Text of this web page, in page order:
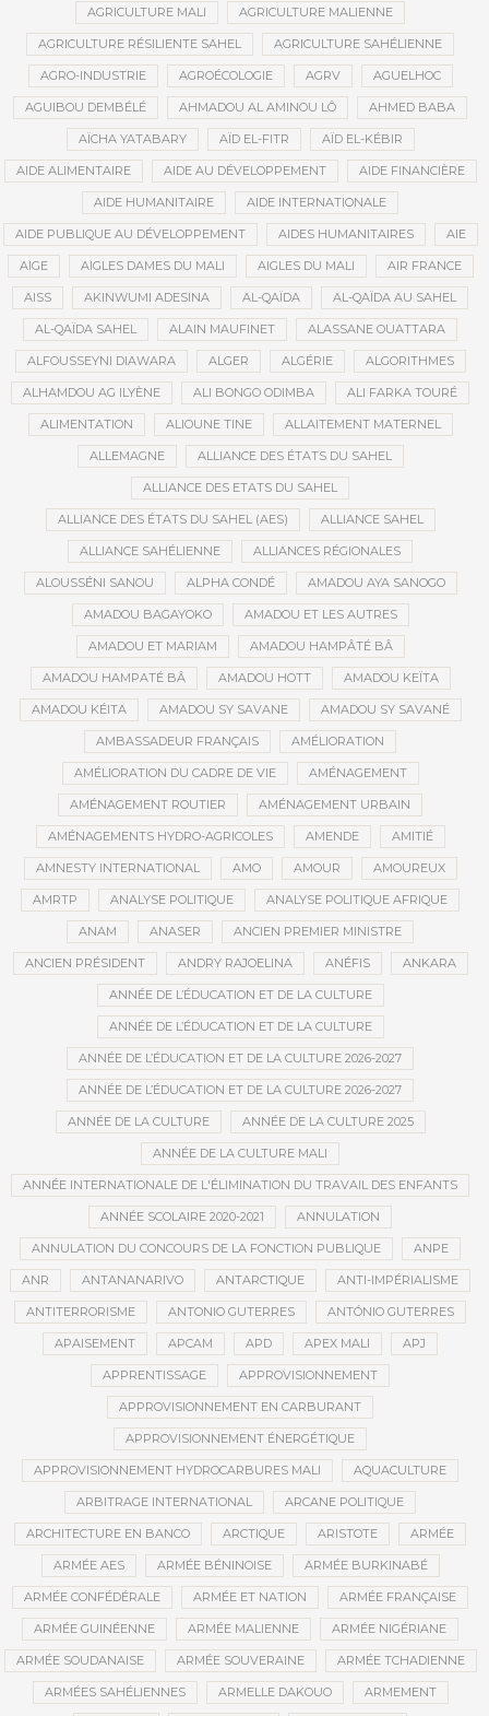
AGRICULTURE MALI AGRICULTURE MALIENNE
AGRICULTURE RÉSILIENTE SAHEL AGRICULTURE SAHÉLIENNE
AGRO-INDUSTRIE AGROÉCOLOGIE AGRV AGUELHOC
AGUIBOU DEMBÉLÉ AHMADOU AL AMINOU LÔ AHMED BABA
AÏCHA YATABARY AÏD EL-FITR AÏD EL-KÉBIR
AIDE ALIMENTAIRE AIDE AU DÉVELOPPEMENT AIDE FINANCIÈRE
AIDE HUMANITAIRE AIDE INTERNATIONALE
AIDE PUBLIQUE AU DÉVELOPPEMENT AIDES HUMANITAIRES AIE
AIGE AIGLES DAMES DU MALI AIGLES DU MALI AIR FRANCE
AISS AKINWUMI ADESINA AL-QAÏDA AL-QAÏDA AU SAHEL
AL-QAÏDA SAHEL ALAIN MAUFINET ALASSANE OUATTARA
ALFOUSSEYNI DIAWARA ALGER ALGÉRIE ALGORITHMES
ALHAMDOU AG ILYÈNE ALI BONGO ODIMBA ALI FARKA TOURÉ
ALIMENTATION ALIOUNE TINE ALLAITEMENT MATERNEL
ALLEMAGNE ALLIANCE DES ÉTATS DU SAHEL
ALLIANCE DES ETATS DU SAHEL
ALLIANCE DES ÉTATS DU SAHEL (AES) ALLIANCE SAHEL
ALLIANCE SAHÉLIENNE ALLIANCES RÉGIONALES
ALOUSSÉNI SANOU ALPHA CONDÉ AMADOU AYA SANOGO
AMADOU BAGAYOKO AMADOU ET LES AUTRES
AMADOU ET MARIAM AMADOU HAMPÂTÉ BÂ
AMADOU HAMPATÉ BÂ AMADOU HOTT AMADOU KEÏTA
AMADOU KÉITA AMADOU SY SAVANE AMADOU SY SAVANÉ
AMBASSADEUR FRANÇAIS AMÉLIORATION
AMÉLIORATION DU CADRE DE VIE AMÉNAGEMENT
AMÉNAGEMENT ROUTIER AMÉNAGEMENT URBAIN
AMÉNAGEMENTS HYDRO-AGRICOLES AMENDE AMITIÉ
AMNESTY INTERNATIONAL AMO AMOUR AMOUREUX
AMRTP ANALYSE POLITIQUE ANALYSE POLITIQUE AFRIQUE
ANAM ANASER ANCIEN PREMIER MINISTRE
ANCIEN PRÉSIDENT ANDRY RAJOELINA ANÉFIS ANKARA
ANNÉE DE L’ÉDUCATION ET DE LA CULTURE
ANNÉE DE L’ÉDUCATION ET DE LA CULTURE
ANNÉE DE L’ÉDUCATION ET DE LA CULTURE 2026-2027
ANNÉE DE L’ÉDUCATION ET DE LA CULTURE 2026-2027
ANNÉE DE LA CULTURE ANNÉE DE LA CULTURE 2025
ANNÉE DE LA CULTURE MALI
ANNÉE INTERNATIONALE DE L'ÉLIMINATION DU TRAVAIL DES ENFANTS
ANNÉE SCOLAIRE 2020-2021 ANNULATION
ANNULATION DU CONCOURS DE LA FONCTION PUBLIQUE ANPE
ANR ANTANANARIVO ANTARCTIQUE ANTI-IMPÉRIALISME
ANTITERRORISME ANTONIO GUTERRES ANTÓNIO GUTERRES
APAISEMENT APCAM APD APEX MALI APJ
APPRENTISSAGE APPROVISIONNEMENT
APPROVISIONNEMENT EN CARBURANT
APPROVISIONNEMENT ÉNERGÉTIQUE
APPROVISIONNEMENT HYDROCARBURES MALI AQUACULTURE
ARBITRAGE INTERNATIONAL ARCANE POLITIQUE
ARCHITECTURE EN BANCO ARCTIQUE ARISTOTE ARMÉE
ARMÉE AES ARMÉE BÉNINOISE ARMÉE BURKINABÉ
ARMÉE CONFÉDÉRALE ARMÉE ET NATION ARMÉE FRANÇAISE
ARMÉE GUINÉENNE ARMÉE MALIENNE ARMÉE NIGÉRIANE
ARMÉE SOUDANAISE ARMÉE SOUVERAINE ARMÉE TCHADIENNE
ARMÉES SAHÉLIENNES ARMELLE DAKOUO ARMEMENT